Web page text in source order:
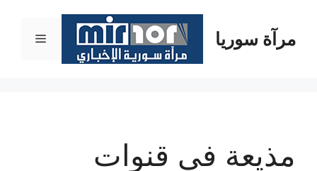
المحتوىمرآة سوريا القائمة
مذيعة في قنوات